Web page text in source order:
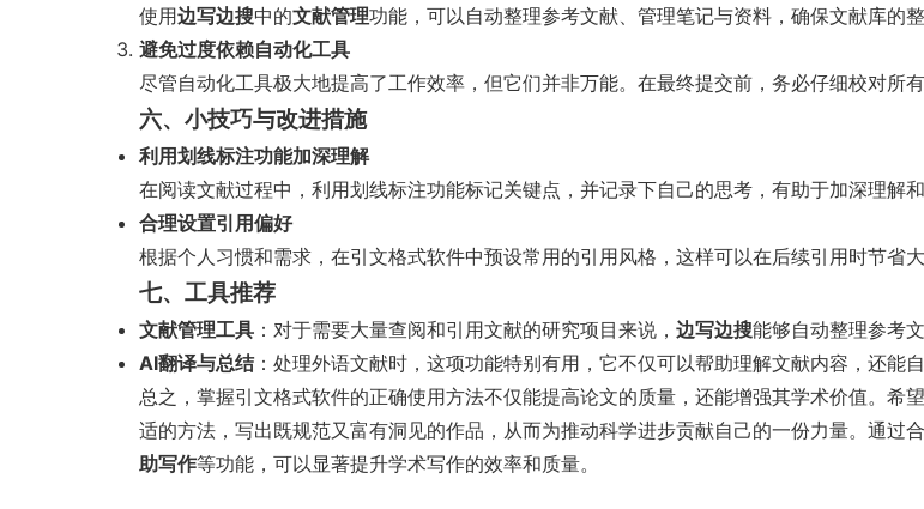
使用边写边搜中的文献管理功能，可以自动整理参考文献、管理笔记与资料，确保文献库的
避免过度依赖自动化工具
尽管自动化工具极大地提高了工作效率，但它们并非万能。在最终提交前，务必仔细校对所有
六、小技巧与改进措施
利用划线标注功能加深理解
在阅读文献过程中，利用划线标注功能标记关键点，并记录下自己的思考，有助于加深理解和
合理设置引用偏好
根据个人习惯和需求，在引文格式软件中预设常用的引用风格，这样可以在后续引用时节省大
七、工具推荐
文献管理工具 ：对于需要大量查阅和引用文献的研究项目来说， 边写边搜能够自动整理参考
AI翻译与总结：处理外语文献时，这项功能特别有用，它不仅可以帮助理解文献内容，还能
总之，掌握引文格式软件的正确使用方法不仅能提高论文的质量，还能增强其学术价值。希
适的方法，写出既规范又富有洞见的作品，从而为推动科学进步贡献自己的一份力量。通过
助写作等功能，可以显著提升学术写作的效率和质量。